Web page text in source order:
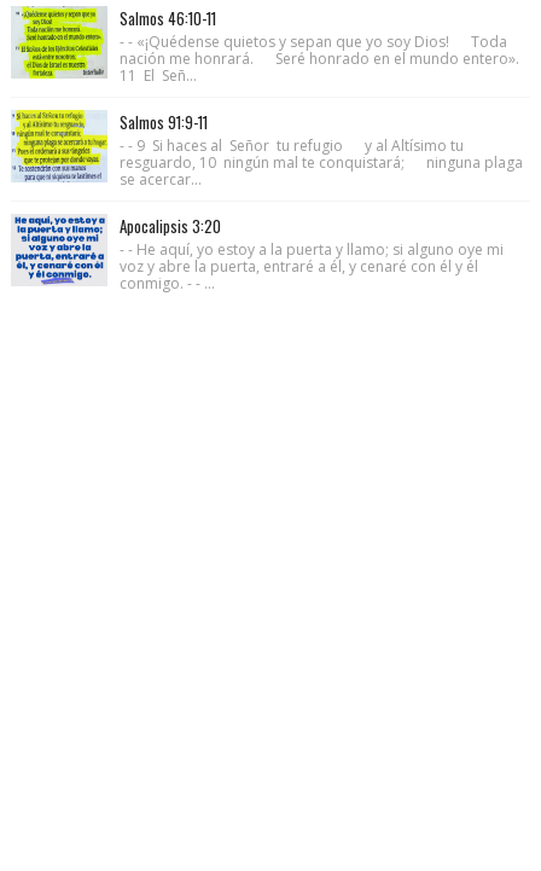
Salmos 46:10-11
- - «¡Quédense quietos y sepan que yo soy Dios! Toda
nación me honrará. Seré honrado en el mundo entero».
11 El Señ...
Salmos 91:9-11
- - 9 Si haces al Señor tu refugio y al Altísimo tu
resguardo, 10 ningún mal te conquistará; ninguna plaga
se acercar...
Apocalipsis 3:20
- - He aquí, yo estoy a la puerta y llamo; si alguno oye mi
voz y abre la puerta, entraré a él, y cenaré con él y él
conmigo. - - ...